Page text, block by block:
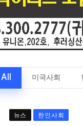
All 미국사회
뉴스 한인사회